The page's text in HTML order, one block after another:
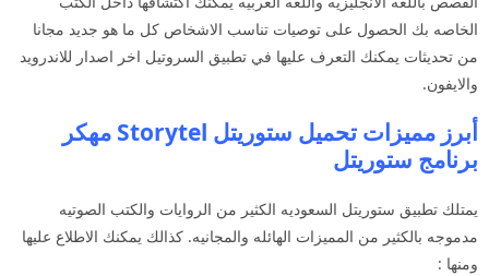
الخاصه بك الحصول على توصيات تناسب الاشخاص كل ما هو جديد مجانا
من تحديثات يمكنك التعرف عليها في تطبيق السروتيل اخر اصدار للاندرويد
والايفون.
أبرز مميزات تحميل ستوريتل Storytel مهكر
برنامج ستوريتل
يمتلك تطبيق ستوريتل السعوديه الكثير من الروايات والكتب الصوتيه
مدموجه بالكثير من المميزات الهائله والمجانيه. كذالك يمكنك الاطلاع عليها
ومنها :